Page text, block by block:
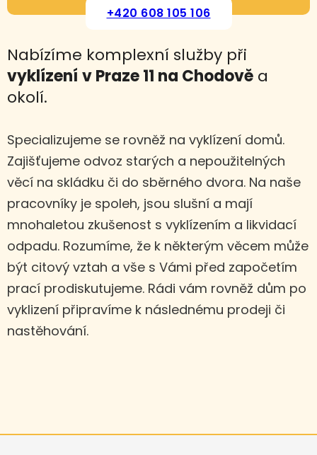
+420 608 105 106
Nabízíme komplexní služby při
vyklízení v Praze 11 na Chodově a
okolí.
Specializujeme se rovněž na vyklízení domů.
Zajišťujeme odvoz starých a nepoužitelných
věcí na skládku či do sběrného dvora. Na naše
pracovníky je spoleh, jsou slušní a mají
mnohaletou zkušenost s vyklízením a likvidací
odpadu. Rozumíme, že k některým věcem může
být citový vztah a vše s Vámi před započetím
prací prodiskutujeme. Rádi vám rovněž dům po
vyklizení připravíme k následnému prodeji či
nastěhování.